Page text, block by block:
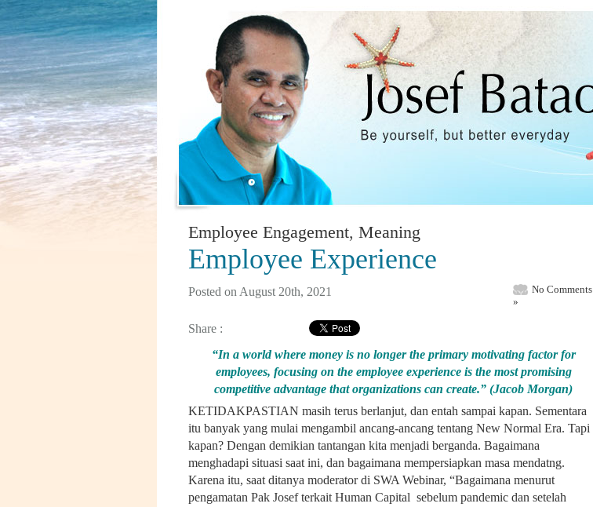
Employee Engagement, Meaning
Employee Experience
Posted on August 20th, 2021
No Comments
»
Share :
“In a world where money is no longer the primary motivating factor for
employees, focusing on the employee experience is the most promising
competitive advantage that organizations can create.” (Jacob Morgan)
KETIDAKPASTIAN masih terus berlanjut, dan entah sampai kapan. Sementara
itu banyak yang mulai mengambil ancang-ancang tentang New Normal Era. Tapi
kapan? Dengan demikian tantangan kita menjadi berganda. Bagaimana
menghadapi situasi saat ini, dan bagaimana mempersiapkan masa mendatng.
Karena itu, saat ditanya moderator di SWA Webinar, “Bagaimana menurut
pengamatan Pak Josef terkait Human Capital sebelum pandemic dan setelah